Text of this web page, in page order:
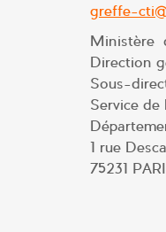
greffe-
Ministère
Direction
Sous-
Service
1 rue
75231